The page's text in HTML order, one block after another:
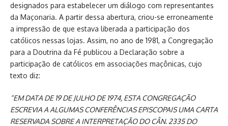
designados para estabelecer um diálogo com representantes
da Maçonaria. A partir dessa abertura, criou-se erroneamente
a impressão de que estava liberada a participação dos
católicos nessas lojas. Assim, no ano de 1981, a Congregação
para a Doutrina da Fé publicou a Declaração sobre a
participação de católicos em associações maçônicas, cujo
texto diz:
“EM DATA DE 19 DE JULHO DE 1974, ESTA CONGREGAÇÃO
ESCREVIA A ALGUMAS CONFERÊNCIAS EPISCOPAIS UMA CARTA
RESERVADA SOBRE A INTERPRETAÇÃO DO CÂN. 2335 DO